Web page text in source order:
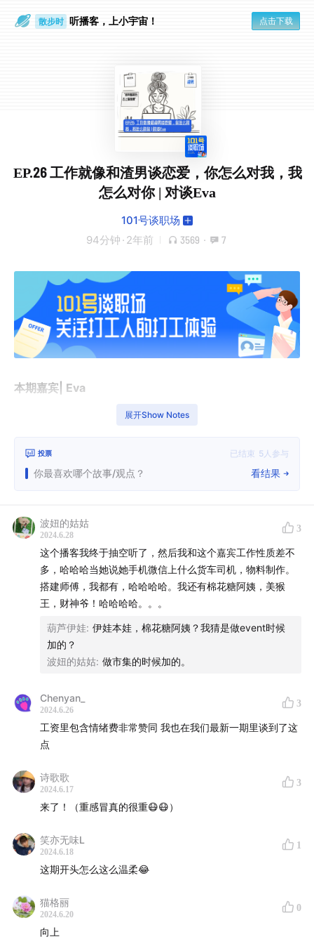
散步时 听播客，上小宇宙！ 点击下载
EP.26 工作就像和渣男谈恋爱，你怎么对我，我
怎么对你 | 对谈Eva
101号谈职场
94分钟 · 2年前 3569 · 7
本期嘉宾| Eva
Eva：外资银行出身，却成功转型体育行业市场营销，在
心心念念着裸辞
1号：辗转快消、体育、互联网、咨询的MBB咨询项目经
理，个人成长教练，国家二级心理咨询师，Tedx演讲教
练，培训师
添加e0ehao的微信，加入我们的听友群
在这个人人对班味讨厌的不行的年代，Eva说她热爱自己
从外资银行跳槽到了体育行业
她可以自信的说“我很喜欢我的工作”
她觉得工资里就是包含了情绪费用，所以把工作当和渣男
谈恋爱，你怎么对我，我怎么对你
副业互相赋能”
活不同体验的向往"
这篇录制完成与4月底，但是因为1号的声音状态很差，迟
展开Show Notes
投票 已结束 5人参与
你最喜欢哪个故事/观点？ 看结果
波妞的姑姑
2024.6.28
3
这个播客我终于抽空听了，然后我和这个嘉宾工作性质差不
多，哈哈哈当她说她手机微信上什么货车司机，物料制作。
搭建师傅，我都有，哈哈哈哈。我还有棉花糖阿姨，美猴
王，财神爷！哈哈哈哈。。。
葫芦伊娃: 伊娃本娃，棉花糖阿姨？我猜是做event时候
加的？
波妞的姑姑: 做市集的时候加的。
Chenyan_
2024.6.26
3
工资里包含情绪费非常赞同 我也在我们最新一期里谈到了这
点
诗歌歌
2024.6.17
3
来了！（重感冒真的很重😷😷）
笑亦无味L
2024.6.18
1
这期开头怎么这么温柔😂
猫格丽
2024.6.20
0
向上